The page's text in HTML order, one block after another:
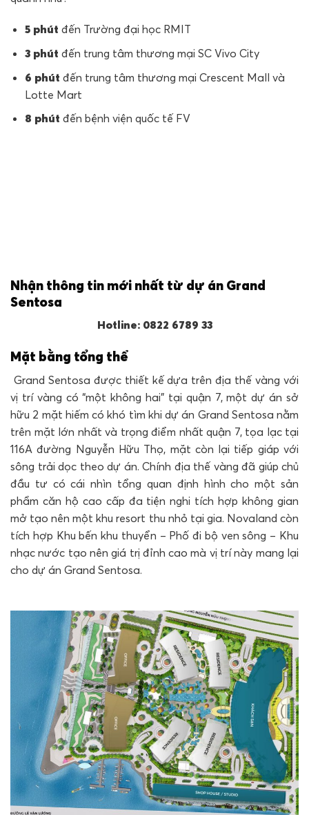
5 phút đến Trường đại học RMIT
3 phút đến trung tâm thương mại SC Vivo City
6 phút đến trung tâm thương mại Crescent Mall và
Lotte Mart
8 phút đến bệnh viện quốc tế FV
Nhận thông tin mới nhất từ dự án Grand
Sentosa
Hotline: 0822 6789 33
Mặt bằng tổng thể
Grand Sentosa được thiết kế dựa trên địa thế vàng với
vị trí vàng có “một không hai” tại quận 7, một dự án sở
hữu 2 mặt hiếm có khó tìm khi dự án Grand Sentosa nằm
trên mặt lớn nhất và trọng điểm nhất quận 7, tọa lạc tại
116A đường Nguyễn Hữu Thọ, mặt còn lại tiếp giáp với
sông trải dọc theo dự án. Chính địa thế vàng đã giúp chủ
đầu tư có cái nhìn tổng quan định hình cho một sản
phẩm căn hộ cao cấp đa tiện nghi tích hợp không gian
mở tạo nên một khu resort thu nhỏ tại gia. Novaland còn
tích hợp Khu bến khu thuyển – Phố đi bộ ven sông – Khu
nhạc nước tạo nên giá trị đỉnh cao mà vị trí này mang lại
cho dự án Grand Sentosa.